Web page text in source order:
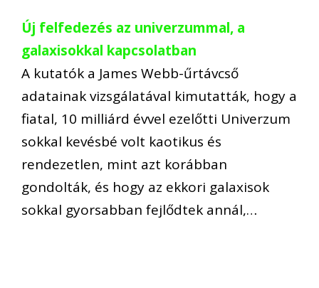
Új felfedezés az univerzummal, a
galaxisokkal kapcsolatban
A kutatók a James Webb-űrtávcső
adatainak vizsgálatával kimutatták, hogy a
fiatal, 10 milliárd évvel ezelőtti Univerzum
sokkal kevésbé volt kaotikus és
rendezetlen, mint azt korábban
gondolták, és hogy az ekkori galaxisok
sokkal gyorsabban fejlődtek annál,…